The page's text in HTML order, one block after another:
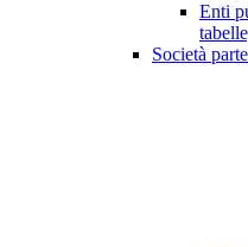
Enti
Società